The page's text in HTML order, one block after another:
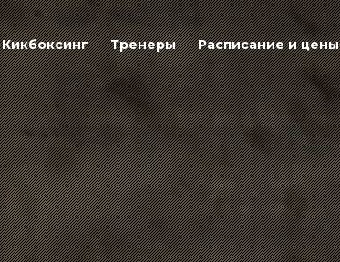
Кикбоксинг Тренеры Расписание и цены